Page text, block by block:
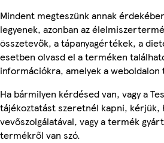
Mindent megteszünk annak
legyenek, azonban az
összetevők, a tápanyagértékek, a
esetben olvasd el a terméken
információkra, amelyek a weboldalon
Ha bármilyen kérdésed van, vagy a
tájékoztatást szeretnél kapni, kérjük,
vevőszolgálatával, vagy a termék
termékről van szó.